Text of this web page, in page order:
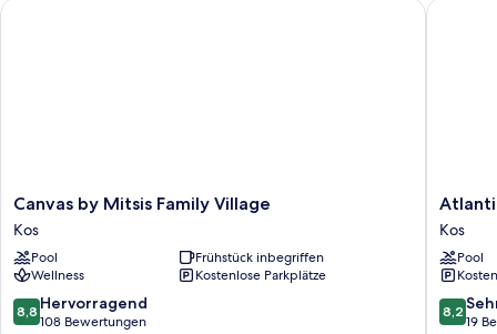
Canvas
by
Mitsis
Family
Village
Kos
Canvas by Mitsis Family Village
Kos
Pool
Frühstück inbegriffen
Wellness
Kostenlose Parkplätze
8.8
von
8,8 Hervorragend
108 Bewertungen
Canvas by Mitsis Family Village
Atlantica
Mikri
Poli
Kos
Kos
Kos
Pool
8.2
von
8,2
19